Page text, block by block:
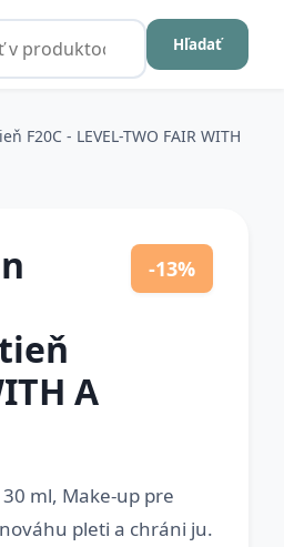
Hľadať
- LEVEL-TWO FAIR WITH
A
-13%
ml, Make-up pre
pleti a chráni ju.